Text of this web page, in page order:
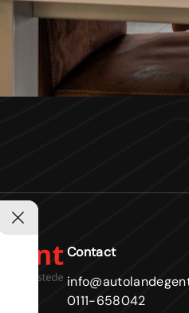
Contact
0111-658042